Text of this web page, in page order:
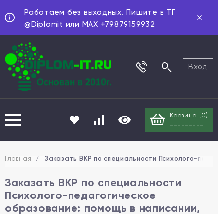
Работаем без выходных. Пишите в ТГ
@Diplomit или MAX +79879159932
Вход
Корзина ( 0)
---------
Главная / Заказать ВКР по специальности Психолого-
Заказать ВКР по специальности
Психолого-педагогическое
образование: помощь в написании,